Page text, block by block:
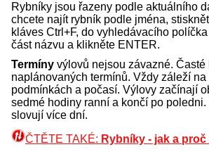
Rybníky jsou řazeny podle aktuálního
chcete najít rybník podle jména,
kláves Ctrl+F, do vyhledávacího
část názvu a klikněte ENTER.
Termíny výlovů nejsou závazné. Časté
naplánovaných termínů. Vždy záleží na
podmínkách a počasí. Výlovy začínají
sedmé hodiny ranní a končí po
slovují více dní.
ČTĚTE TAKÉ: Rybníky - jak a